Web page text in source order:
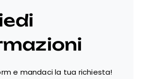
e mandaci la tua richiesta!